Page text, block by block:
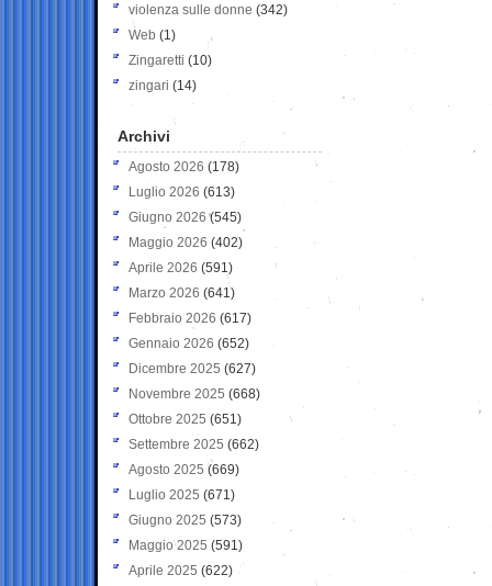
violenza sulle donne (342)
Web (1)
Zingaretti (10)
zingari (14)
Archivi
Agosto 2026 (178)
Luglio 2026 (613)
Giugno 2026 (545)
Maggio 2026 (402)
Aprile 2026 (591)
Marzo 2026 (641)
Febbraio 2026 (617)
Gennaio 2026 (652)
Dicembre 2025 (627)
Novembre 2025 (668)
Ottobre 2025 (651)
Settembre 2025 (662)
Agosto 2025 (669)
Luglio 2025 (671)
Giugno 2025 (573)
Maggio 2025 (591)
Aprile 2025 (622)